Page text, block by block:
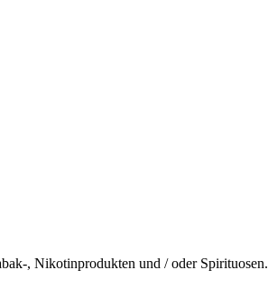
, Nikotinprodukten und / oder Spirituosen.